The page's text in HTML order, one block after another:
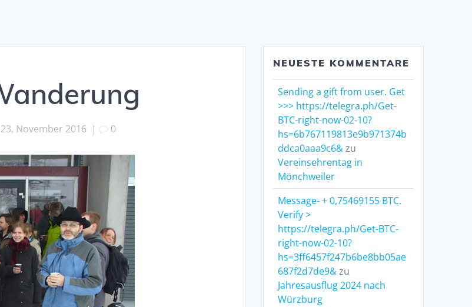
23. November 2016 | 0
NEUESTE KOMMENTARE
Sending a gift from user. Get
>>> https://telegra.ph/Get-
BTC-right-now-02-10?
hs=6b767119813e9b971374b
ddca0aaa9c6&zu
Vereinsehrentag in
Mönchweiler
Message- + 0,75469155 BTC.
Verify >
https://telegra.ph/Get-BTC-
right-now-02-10?
hs=3ff6457f247b6be8bb05ae
687f2d7de9&zu
Jahresausflug 2024 nach
Würzburg